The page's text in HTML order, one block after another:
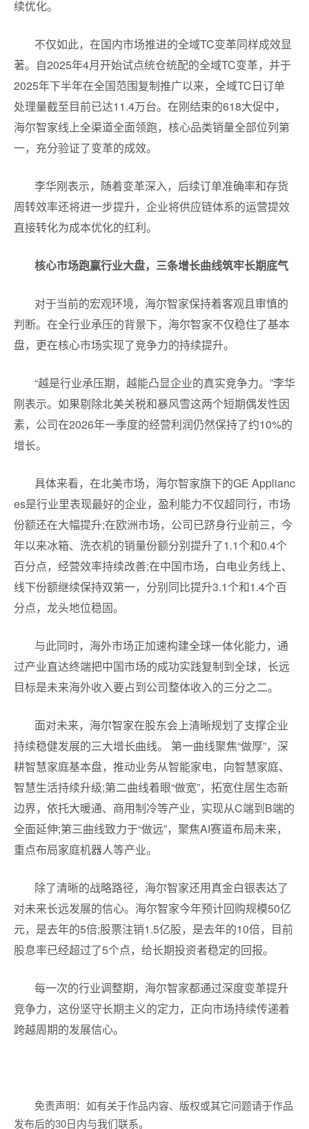
续优化。
不仅如此，在国内市场推进的全域TC变革同样成效显
著。自2025年4月开始试点统仓统配的全域TC变革，并于
2025年下半年在全国范围复制推广以来，全域TC日订单
处理量截至目前已达11.4万台。在刚结束的618大促中，
海尔智家线上全渠道全面领跑，核心品类销量全部位列第
一，充分验证了变革的成效。
李华刚表示，随着变革深入，后续订单准确率和存货
周转效率还将进一步提升，企业将供应链体系的运营提效
直接转化为成本优化的红利。
核心市场跑赢行业大盘，三条增长曲线筑牢长期底气
对于当前的宏观环境，海尔智家保持着客观且审慎的
判断。在全行业承压的背景下，海尔智家不仅稳住了基本
盘，更在核心市场实现了竞争力的持续提升。
“越是行业承压期，越能凸显企业的真实竞争力。”李华
刚表示。如果剔除北美关税和暴风雪这两个短期偶发性因
素，公司在2026年一季度的经营利润仍然保持了约10%的
增长。
具体来看，在北美市场，海尔智家旗下的GE Applianc
es是行业里表现最好的企业，盈利能力不仅超同行，市场
份额还在大幅提升;在欧洲市场，公司已跻身行业前三，今
年以来冰箱、洗衣机的销量份额分别提升了1.1个和0.4个
百分点，经营效率持续改善;在中国市场，白电业务线上、
线下份额继续保持双第一，分别同比提升3.1个和1.4个百
分点，龙头地位稳固。
与此同时，海外市场正加速构建全球一体化能力，通
过产业直达终端把中国市场的成功实践复制到全球，长远
目标是未来海外收入要占到公司整体收入的三分之二。
面对未来，海尔智家在股东会上清晰规划了支撑企业
持续稳健发展的三大增长曲线。 第一曲线聚焦“做厚”，深
耕智慧家庭基本盘，推动业务从智能家电，向智慧家庭、
智慧生活持续升级;第二曲线着眼“做宽”，拓宽住居生态新
边界，依托大暖通、商用制冷等产业，实现从C端到B端的
全面延伸;第三曲线致力于“做远”，聚焦AI赛道布局未来，
重点布局家庭机器人等产业。
除了清晰的战略路径，海尔智家还用真金白银表达了
对未来长远发展的信心。海尔智家今年预计回购规模50亿
元，是去年的5倍;股票注销1.5亿股，是去年的10倍，目前
股息率已经超过了5个点，给长期投资者稳定的回报。
每一次的行业调整期，海尔智家都通过深度变革提升
竞争力，这份坚守长期主义的定力，正向市场持续传递着
跨越周期的发展信心。
免责声明：如有关于作品内容、版权或其它问题请于作品
发布后的30日内与我们联系。